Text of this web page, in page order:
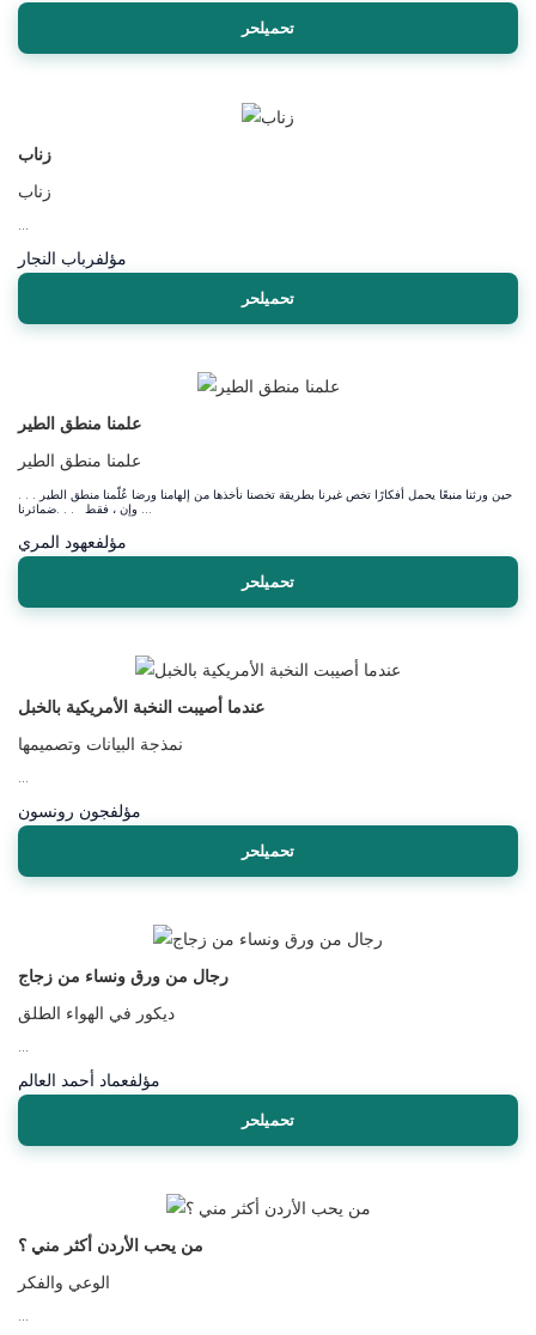
تحميلحر
زناب
زناب
مؤلفرباب النجار
تحميلحر
علمنا منطق الطير
علمنا منطق الطير
مؤلفعهود المري
تحميلحر
عندما أصيبت النخبة الأمريكية بالخبل
نمذجة البيانات وتصميمها
مؤلفجون رونسون
تحميلحر
رجال من ورق ونساء من زجاج
ديكور في الهواء الطلق
مؤلفعماد أحمد العالم
تحميلحر
من يحب الأردن أكثر مني ؟
الوعي والفكر